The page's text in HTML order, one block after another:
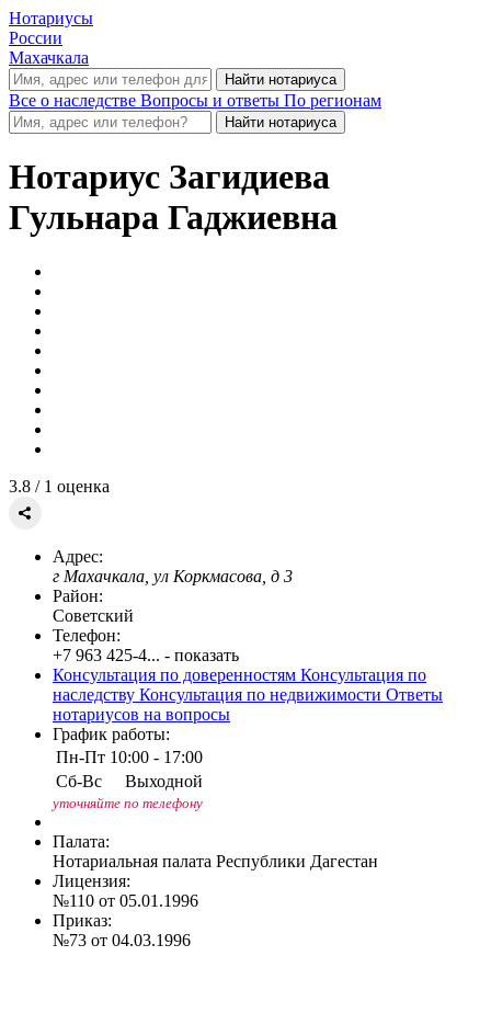
Нотариусы
России
Махачкала
Все о наследстве Вопросы и ответы По регионам
Нотариус Загидиева
Гульнара Гаджиевна
3.8 / 1 оценка
Адрес:
г Махачкала, ул Коркмасова, д 3
Район:
Советский
Телефон:
+7 963 425-4... - показать
Консультация по доверенностям Консультация по
наследству Консультация по недвижимости Ответы
нотариусов на вопросы
График работы:
Пн-Пт 10:00 - 17:00
Сб-Вс
Выходной
уточняйте по телефону
Палата:
Нотариальная палата Республики Дагестан
Лицензия:
№110 от 05.01.1996
Приказ:
№73 от 04.03.1996